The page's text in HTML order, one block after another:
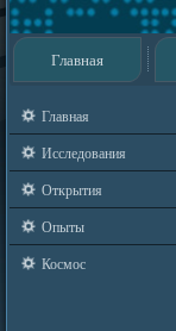
Главная
Главная
Исследования
Открытия
Опыты
Космос